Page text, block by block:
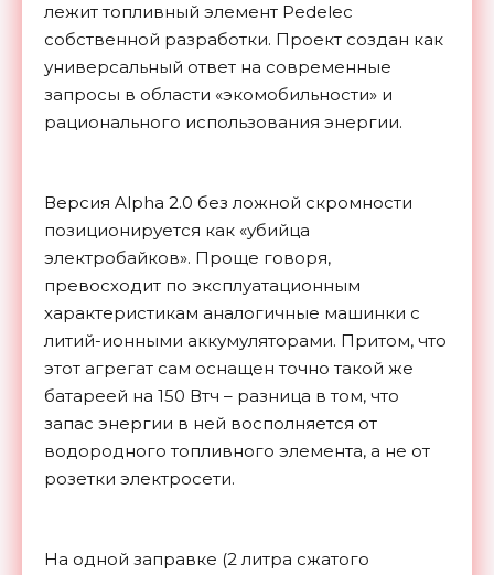
лежит топливный элемент Pedelec
собственной разработки. Проект создан как
универсальный ответ на современные
запросы в области «экомобильности» и
рационального использования энергии.
Версия Alpha 2.0 без ложной скромности
позиционируется как «убийца
электробайков». Проще говоря,
превосходит по эксплуатационным
характеристикам аналогичные машинки с
литий-ионными аккумуляторами. Притом, что
этот агрегат сам оснащен точно такой же
батареей на 150 Втч – разница в том, что
запас энергии в ней восполняется от
водородного топливного элемента, а не от
розетки электросети.
На одной заправке (2 литра сжатого